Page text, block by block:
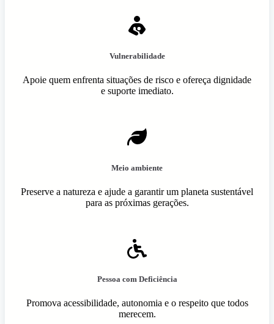
Vulnerabilidade
Apoie quem enfrenta situações de risco e ofereça dignidade
e suporte imediato.
Meio ambiente
Preserve a natureza e ajude a garantir um planeta sustentável
para as próximas gerações.
Pessoa com Deficiência
Promova acessibilidade, autonomia e o respeito que todos
merecem.